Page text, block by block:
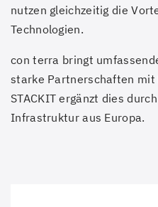
nutzen gleichzeitig die
Technologien.
con terra bringt
starke Partnerschaften mit
STACKIT ergänzt dies
Infrastruktur aus Europa.